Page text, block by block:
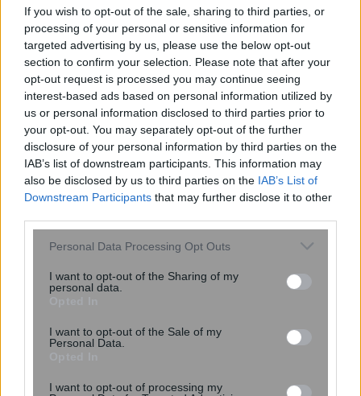
If you wish to opt-out of the sale, sharing to third parties, or
processing of your personal or sensitive information for
targeted advertising by us, please use the below opt-out
section to confirm your selection. Please note that after your
opt-out request is processed you may continue seeing
interest-based ads based on personal information utilized by
us or personal information disclosed to third parties prior to
your opt-out. You may separately opt-out of the further
disclosure of your personal information by third parties on the
IAB’s list of downstream participants. This information may
also be disclosed by us to third parties on the IAB’s List of
Downstream Participants that may further disclose it to other
Please note that this website/app uses one or more Google
not limited to your visit or usage behaviour. You may click to
grant or deny consent to Google and its third-party tags to
consent section.
Personal Data Processing Opt Outs
I want to opt-out of the Sharing of my
personal data.
I want to opt-out of the Sale of my
Personal Data.
I want to opt-out of processing my
e-ΕΦΚΑ: Ποιες ηλεκτρονικές υπηρεσίες
θα τεθούν εκτός λειτουργίας – Δείτε
πότε